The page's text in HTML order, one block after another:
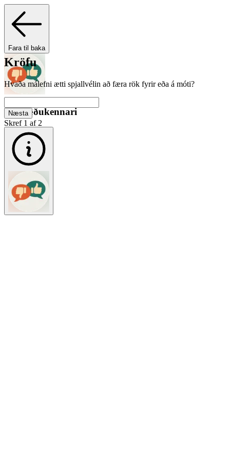
Fara til baka
Rökræðukennari
Kröfu
Hvaða málefni ætti spjallvélin að færa rök fyrir eða á móti?
Næsta
Skref 1 af 2